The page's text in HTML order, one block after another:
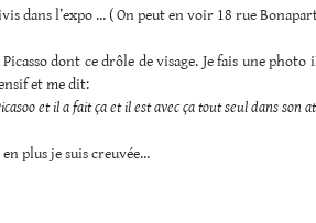
dans l’expo … ( On peut en voir 18 rue
dont ce drôle de visage. Je fais une photo
et me dit:
et il a fait ça et il est avec ça tout seul dans son
plus je suis creuvée…